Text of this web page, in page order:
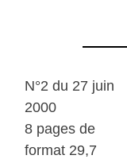
N°2 du 27 juin
2000
8 pages de
format 29,7